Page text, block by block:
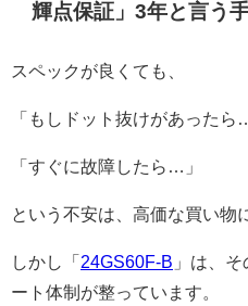
輝点保証」3年と言う
スペックが良くても、
「もしドット抜けがあったら
「すぐに故障したら…」
という不安は、高価な買い物
しかし「 24GS60F-B 」は、
ート体制が整っています。